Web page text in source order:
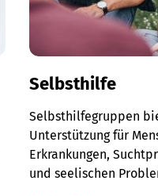
Selbsthilfe
Selbsthilfegruppen
Unterstützung für
Erkrankungen,
und seelischen